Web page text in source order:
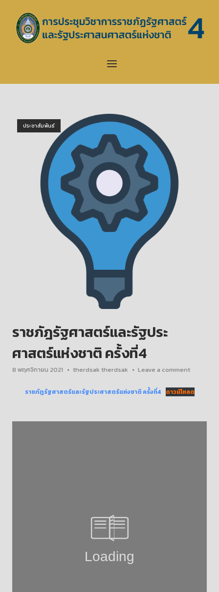
content
Home
Menu
ประชาสัมพันธ์
ราชภัฎรัฐศาสตร์และรัฐประ
ศาสตร์แห่งชาติ ครั้งที่4
8 พฤศจิกายน 2021 therdsak therdsak Leave a comment
ราชภัฎรัฐศาสตร์และรัฐประศาสตร์แห่งชาติ ครั้งที่4 ดาวน์โหลด